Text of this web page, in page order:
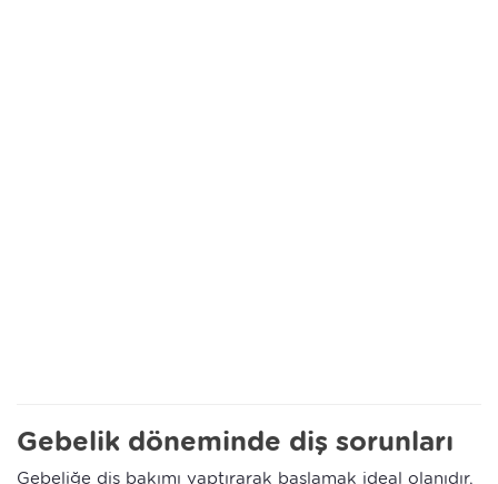
Gebelik döneminde diş sorunları
Gebeliğe diş bakımı yaptırarak başlamak ideal olanıdır,